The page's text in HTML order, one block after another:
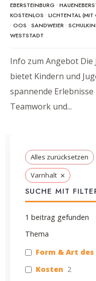
EBERSTEINBURG •
KOSTENLOS • LICHTENTAL (MIT
• OOS • SANDWEIER •
WESTSTADT
Info zum Angebot Die
bietet Kindern und
spannende
Teamwork und...
Alles zurücksetzen
Varnhalt ×
SUCHE MIT
1 beitrag gefunden
Thema
Form & Art
Kosten 2